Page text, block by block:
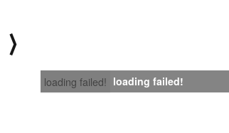
⟩
loading failed! loading failed!